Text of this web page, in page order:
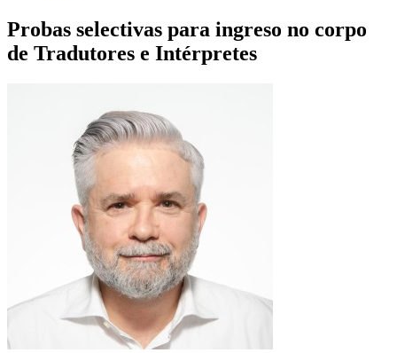
Probas selectivas para ingreso no corpo
de Tradutores e Intérpretes